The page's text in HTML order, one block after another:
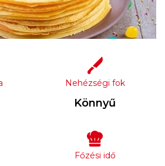
Nehézségi fok
Könnyű
Főzési idő